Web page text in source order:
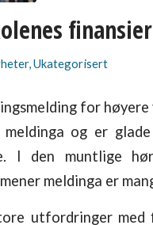
,Ukategorisert
for
og er
I den muntlige
meldinga er
utfordringer med